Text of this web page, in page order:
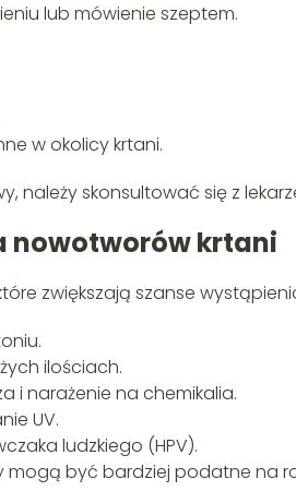
lub mówienie szeptem.
w okolicy krtani.
należy skonsultować się z
nowotworów krtani
zwiększają szanse
ilościach.
i narażenie na chemikalia.
UV.
ludzkiego (HPV).
mogą być bardziej podatne na